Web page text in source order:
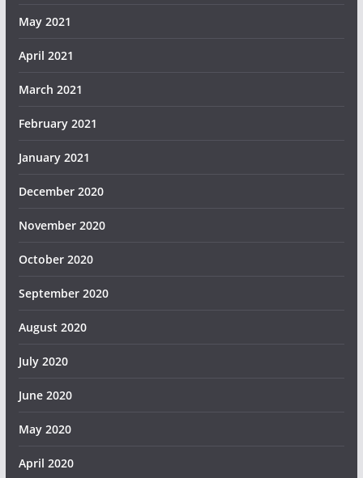
May 2021
April 2021
March 2021
February 2021
January 2021
December 2020
November 2020
October 2020
September 2020
August 2020
July 2020
June 2020
May 2020
April 2020